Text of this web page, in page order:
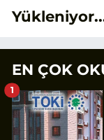
EN ÇOK
1